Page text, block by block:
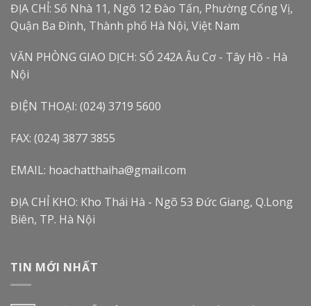
ĐỊA CHỈ: Số Nhà 11, Ngõ 12 Đào Tấn, Phường Cống Vị,
Quận Ba Đình, Thành phố Hà Nội, Việt Nam
VĂN PHÒNG GIAO DỊCH: SỐ 242A Âu Cơ - Tây Hồ - Hà
Nội
ĐIỆN THOẠI: (024) 3719 5600
FAX: (024) 3877 3855
EMAIL: hoachatthaiha@gmail.com
ĐỊA CHỈ KHO: Kho Thái Hà - Ngõ 53 Đức Giang, Q.Long
Biên, TP. Hà Nội
TIN MỚI NHẤT